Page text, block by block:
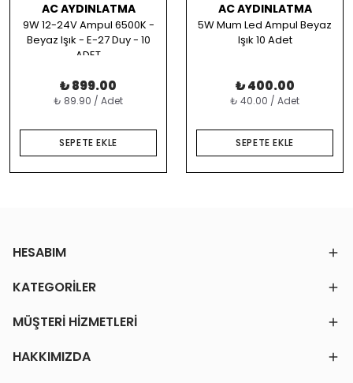
AC AYDINLATMA
9W 12-24V Ampul 6500K -
Beyaz Işık - E-27 Duy - 10
ADET
₺ 899.00
₺ 89.90 / Adet
SEPETE EKLE
AC AYDINLATMA
5W Mum Led Ampul Beyaz
Işık 10 Adet
₺ 400.00
₺ 40.00 / Adet
SEPETE EKLE
HESABIM
KATEGORİLER
MÜŞTERİ HİZMETLERİ
HAKKIMIZDA